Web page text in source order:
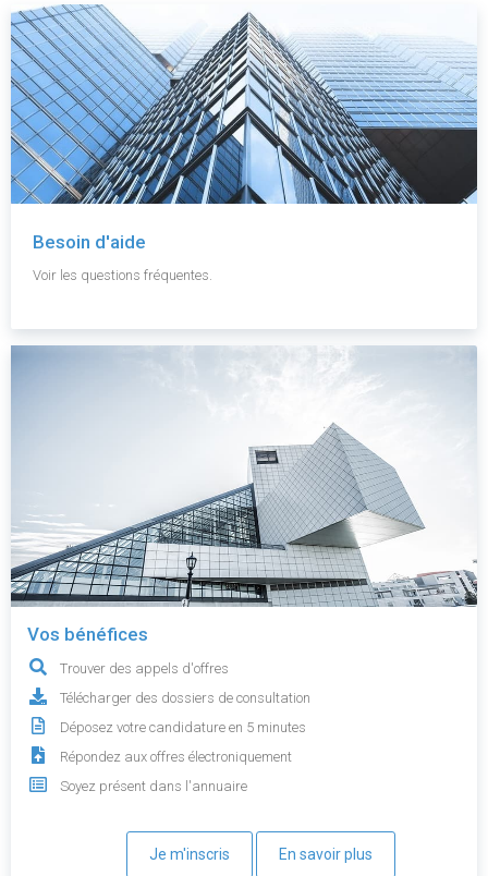
Besoin d'aide
Voir les questions fréquentes.
Vos bénéfices
Trouver des appels d'offres
Télécharger des dossiers de consultation
Déposez votre candidature en 5 minutes
Répondez aux offres électroniquement
Soyez présent dans l'annuaire
Je m'inscris En savoir plus